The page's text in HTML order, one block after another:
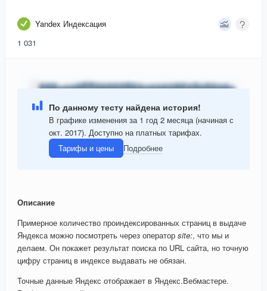
Yandex Индексация
1 031
По данному тесту найдена история!
В графике изменения за 1 год 2 месяца (начиная с
окт. 2017). Доступно на платных тарифах.
Тарифы и цены
Подробнее
Описание
Примерное количество проиндексированных страниц в выдаче
Яндекса можно посмотреть через оператор site:, что мы и
делаем. Он покажет результат поиска по URL сайта, но точную
цифру страниц в индексе выдавать не обязан.
Точные данные Яндекс отображает в Яндекс.Вебмастере.